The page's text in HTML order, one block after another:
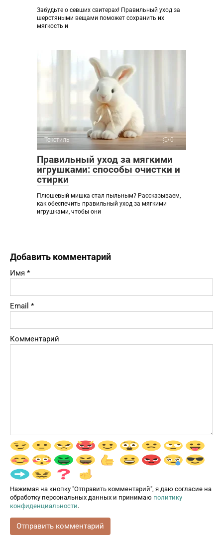
Забудьте о севших свитерах! Правильный уход за
шерстяными вещами поможет сохранить их
мягкость и
Текстиль 0
Правильный уход за мягкими
игрушками: способы очистки и
стирки
Плюшевый мишка стал пыльным? Рассказываем,
как обеспечить правильный уход за мягкими
игрушками, чтобы они
Добавить комментарий
Имя *
Email *
Комментарий
Нажимая на кнопку "Отправить комментарий", я даю согласие на
обработку персональных данных и принимаю политику
конфиденциальности.